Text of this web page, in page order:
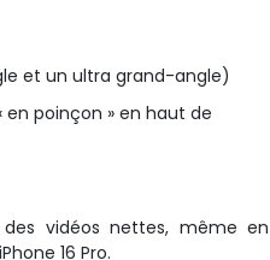
et un ultra grand-angle)
en poinçon » en haut de
vidéos nettes, même en
16 Pro.